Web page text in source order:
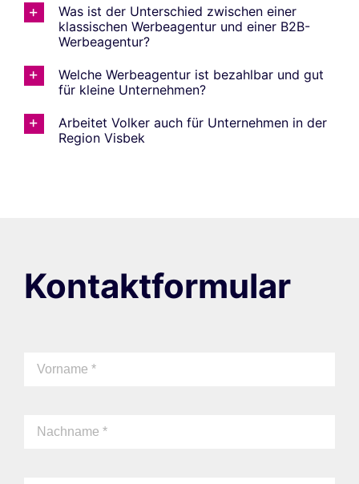
Was ist der Unterschied zwischen einer
klassischen Werbeagentur und einer B2B-
Werbeagentur?
Welche Werbeagentur ist bezahlbar und gut
für kleine Unternehmen?
Arbeitet Volker auch für Unternehmen in der
Region Visbek
Kontaktformular